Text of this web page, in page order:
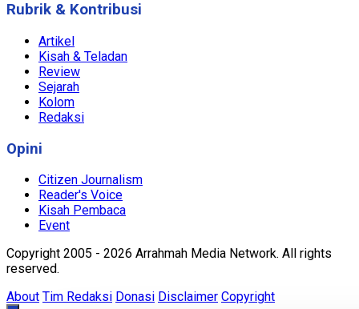
Rubrik & Kontribusi
Artikel
Kisah & Teladan
Review
Sejarah
Kolom
Redaksi
Opini
Citizen Journalism
Reader's Voice
Kisah Pembaca
Event
Copyright 2005 - 2026 Arrahmah Media Network. All rights
reserved.
About Tim Redaksi Donasi Disclaimer Copyright